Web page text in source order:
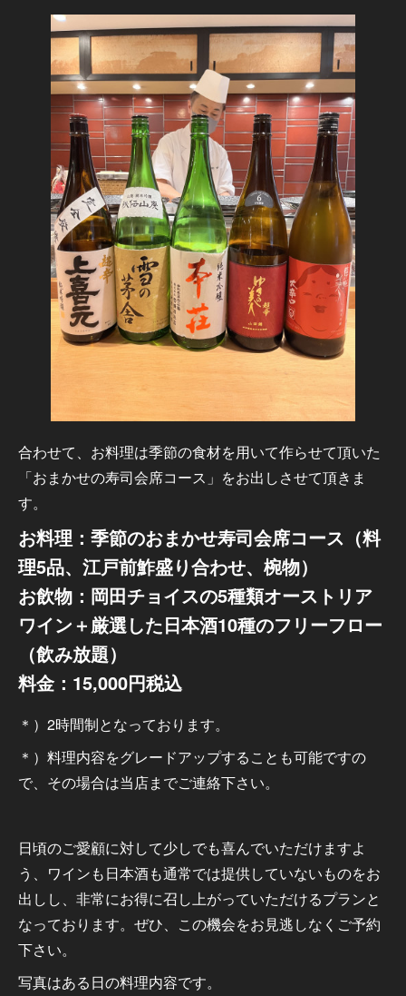
合わせて、お料理は季節の食材を用いて作らせて頂いた
「おまかせの寿司会席コース」をお出しさせて頂きま
す。
お料理：季節のおまかせ寿司会席コース（料
理5品、江戸前鮓盛り合わせ、椀物）
お飲物：岡田チョイスの5種類オーストリア
ワイン＋厳選した日本酒10種のフリーフロー
（飲み放題）
料金：15,000円税込
＊）2時間制となっております。
＊）料理内容をグレードアップすることも可能ですの
で、その場合は当店までご連絡下さい。
日頃のご愛顧に対して少しでも喜んでいただけますよ
う、ワインも日本酒も通常では提供していないものをお
出しし、非常にお得に召し上がっていただけるプランと
なっております。ぜひ、この機会をお見逃しなくご予約
下さい。
写真はある日の料理内容です。